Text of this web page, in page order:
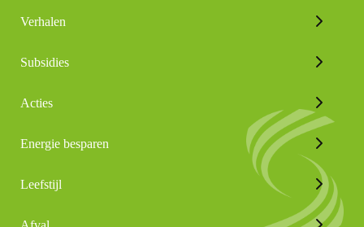
Verhalen
Subsidies
Acties
Energie besparen
Leefstijl